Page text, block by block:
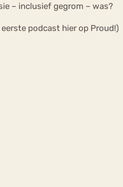
– inclusief gegrom – was?
podcast hier op Proud!)